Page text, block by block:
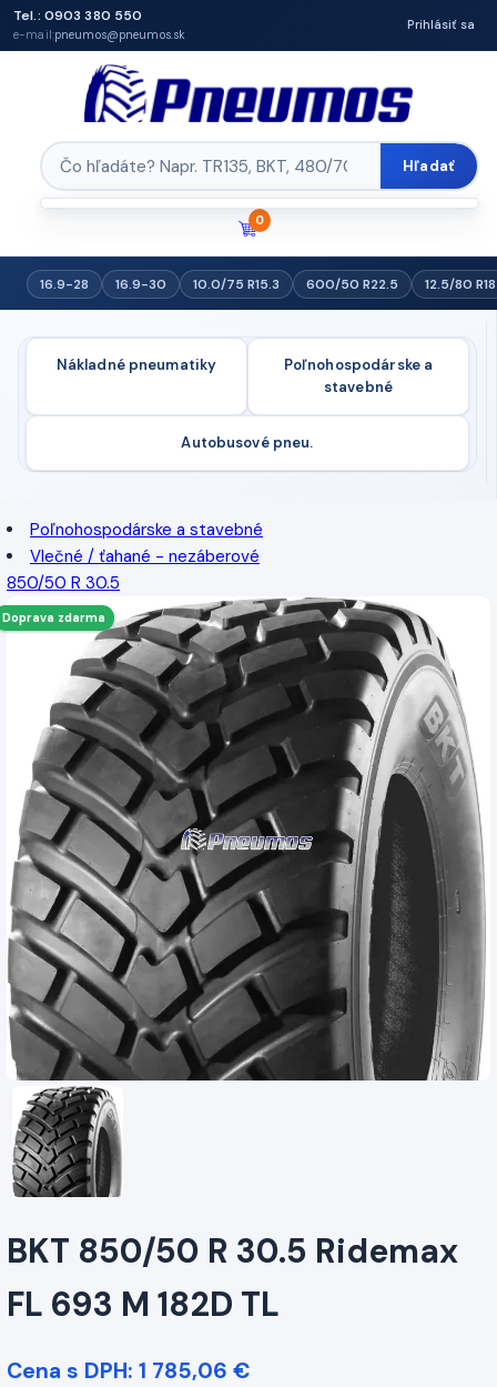
Tel.: 0903 380 550
e-mail:pneumos@pneumos.sk
Prihlásiť sa
Hľadať
0
16.9-28 16.9-30 10.0/75 R15.3 600/50 R22.5 12.5/80 R18
Nákladné pneumatiky
Poľnohospodárske a
stavebné
Autobusové pneu.
Poľnohospodárske a stavebné
Vlečné / ťahané - nezáberové
850/50 R 30.5
Doprava zdarma
BKT 850/50 R 30.5 Ridemax
FL 693 M 182D TL
Cena s DPH: 1 785,06 €